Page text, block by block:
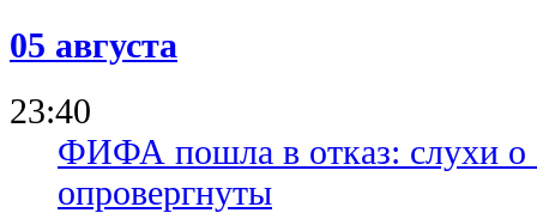
05 августа
23:40
ФИФА пошла в отказ: слухи
опровергнуты